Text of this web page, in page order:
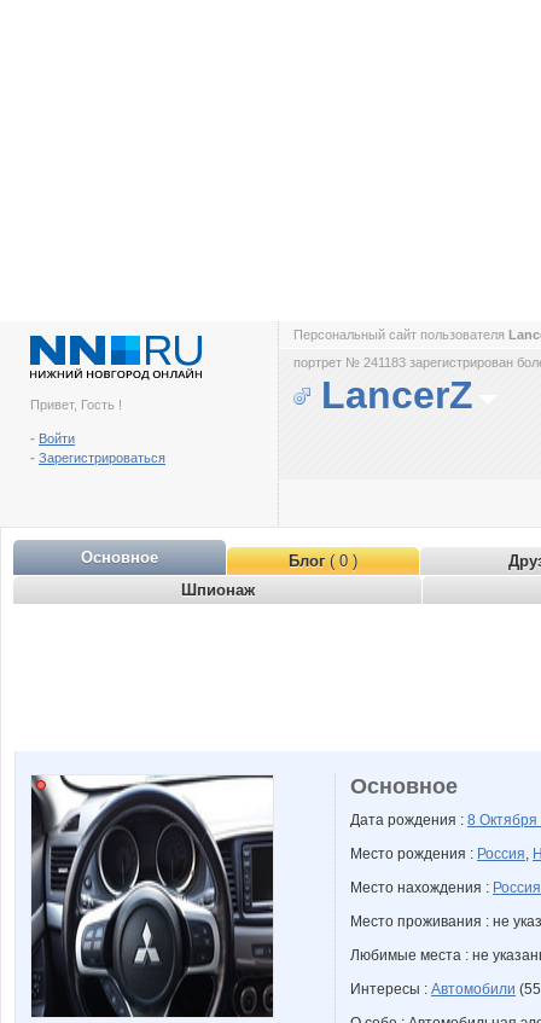
Привет, Гость !
- Войти
- Зарегистрироваться
Персональный сайт пользователя
портрет № 241183 зарегистрирован
LancerZ
Основное Блог( 0 )
Шпионаж
Основное
Дата рождения : 8 Октября
Место рождения : Россия,
Место нахождения : Россия
Место проживания : не
Любимые места : не
Интересы : Автомобили